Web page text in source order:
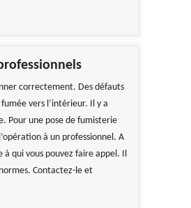
correctement. Des défauts
vers l’intérieur. Il y a
Pour une pose de fumisterie
à un professionnel. A
à qui vous pouvez faire appel. Il
Contactez-le et